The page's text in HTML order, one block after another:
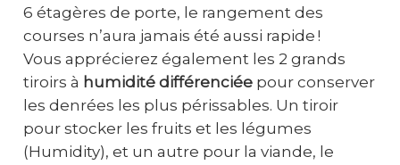
6 étagères de porte, le rangement des
courses n’aura jamais été aussi rapide !
Vous apprécierez également les 2 grands
tiroirs à humidité différenciéepour conserver
les denrées les plus périssables. Un tiroir
pour stocker les fruits et les légumes
(Humidity), et un autre pour la viande, le